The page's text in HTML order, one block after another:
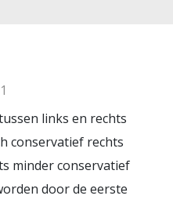
links en rechts
conservatief rechts
minder conservatief
door de eerste